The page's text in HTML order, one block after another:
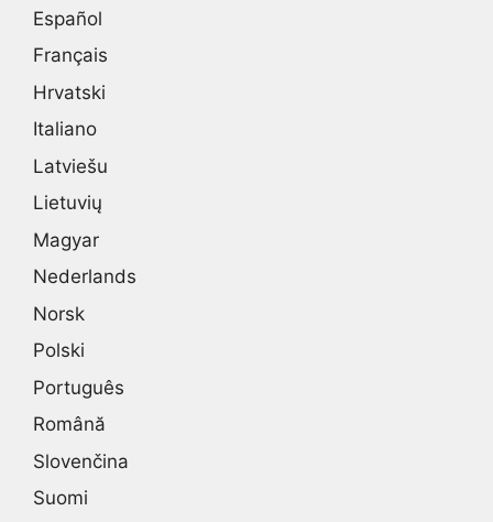
Español
Français
Hrvatski
Italiano
Latviešu
Lietuvių
Magyar
Nederlands
Norsk
Polski
Português
Română
Slovenčina
Suomi